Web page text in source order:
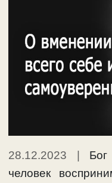
28.12.2023
человек